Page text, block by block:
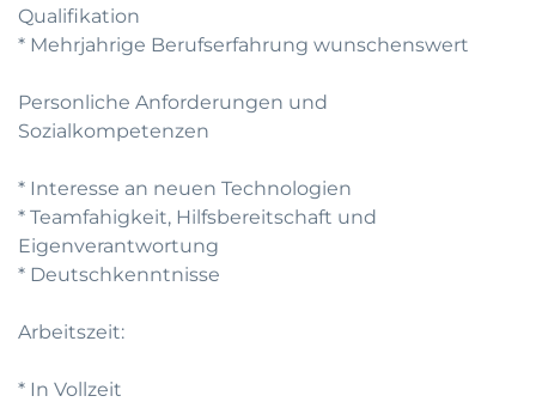
Qualifikation
* Mehrjahrige Berufserfahrung wunschenswert
Personliche Anforderungen und
Sozialkompetenzen
* Interesse an neuen Technologien
* Teamfahigkeit, Hilfsbereitschaft und
Eigenverantwortung
* Deutschkenntnisse
Arbeitszeit:
* In Vollzeit